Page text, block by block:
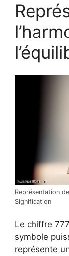
Représentation
Signification
Le chiffre
symbole
représente